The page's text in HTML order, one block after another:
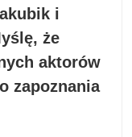
i
że
aktorów
zapoznania